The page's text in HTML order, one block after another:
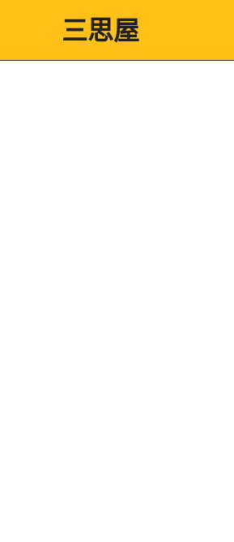
三思屋